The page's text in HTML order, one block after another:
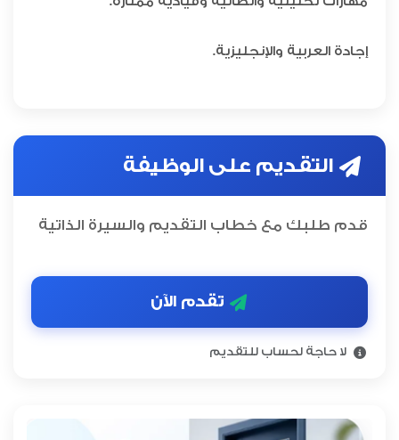
إجادة العربية والإنجليزية.
التقديم على الوظيفة
قدم طلبك مع خطاب التقديم والسيرة الذاتية
تقدم الآن
لا حاجة لحساب للتقديم